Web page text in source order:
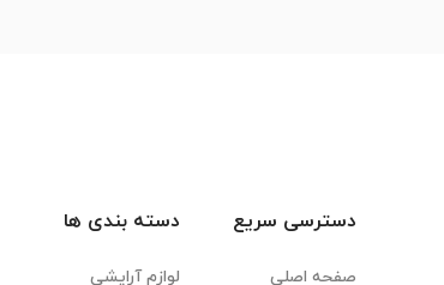
دسترسی سریع
صفحه اصلی
دسته بندی ها
لوازم آرایشی